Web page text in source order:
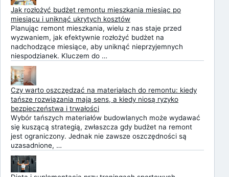
Jak rozłożyć budżet remontu mieszkania miesiąc po
miesiącu i uniknąć ukrytych kosztów
Planując remont mieszkania, wielu z nas staje przed
wyzwaniem, jak efektywnie rozłożyć budżet na
nadchodzące miesiące, aby uniknąć nieprzyjemnych
niespodzianek. Kluczem do …
Czy warto oszczędzać na materiałach do remontu: kiedy
tańsze rozwiązania mają sens, a kiedy niosą ryzyko
bezpieczeństwa i trwałości
Wybór tańszych materiałów budowlanych może wydawać
się kuszącą strategią, zwłaszcza gdy budżet na remont
jest ograniczony. Jednak nie zawsze oszczędności są
uzasadnione, …